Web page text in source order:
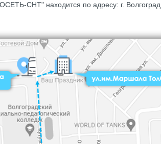
СНТ" находится по адресу: г. Волгоград,